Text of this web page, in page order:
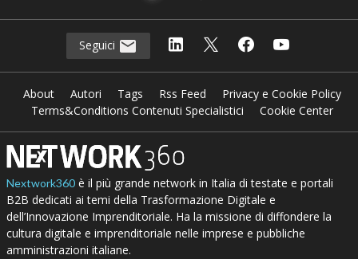
Seguici
About Autori Tags Rss Feed
Privacy e Cookie Policy
Terms&Conditions Contenuti Specialistici
Cookie Center
Nextwork360è il più grande network in Italia di testate e portali
B2B dedicati ai temi della Trasformazione Digitale e
dell’Innovazione Imprenditoriale. Ha la missione di diffondere la
cultura digitale e imprenditoriale nelle imprese e pubbliche
amministrazioni italiane.